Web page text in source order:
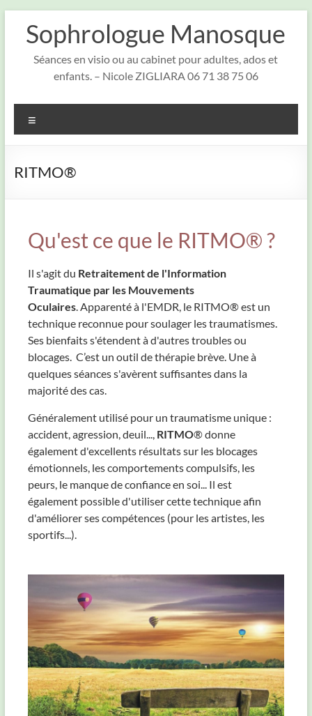
contenuSophrologue Manosque
Séances en visio ou au cabinet pour adultes, ados et
enfants. – Nicole ZIGLIARA 06 71 38 75 06
RITMO®
Qu'est ce que le RITMO® ?
Il s'agit du Retraitement de l'Information
Traumatique par les Mouvements
Oculaires. Apparenté à l'EMDR, le RITMO® est un
technique reconnue pour soulager les traumatismes.
Ses bienfaits s'étendent à d'autres troubles ou
blocages. C’est un outil de thérapie brève. Une à
quelques séances s'avèrent suffisantes dans la
majorité des cas.
Généralement utilisé pour un traumatisme unique :
accident, agression, deuil..., RITMO® donne
également d'excellents résultats sur les blocages
émotionnels, les comportements compulsifs, les
peurs, le manque de confiance en soi... Il est
également possible d'utiliser cette technique afin
d'améliorer ses compétences (pour les artistes, les
sportifs...).